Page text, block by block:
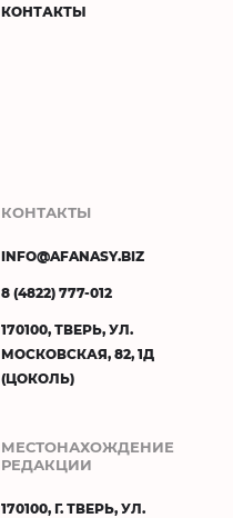
КОНТАКТЫ
КОНТАКТЫ
INFO@AFANASY.BIZ
8 (4822) 777-012
170100, ТВЕРЬ, УЛ.
МОСКОВСКАЯ, 82, 1Д
(ЦОКОЛЬ)
МЕСТОНАХОЖДЕНИЕ
РЕДАКЦИИ
170100, Г. ТВЕРЬ, УЛ.